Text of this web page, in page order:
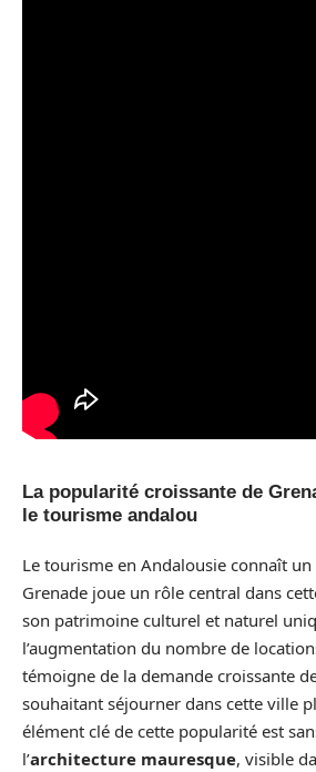
La popularité croissante de
le tourisme andalou
Le tourisme en Andalousie connaît
Grenade joue un rôle central dans
son patrimoine culturel et naturel
l’augmentation du nombre de
témoigne de la demande croissante
souhaitant séjourner dans cette ville
élément clé de cette popularité est
l’architecture mauresque, visible